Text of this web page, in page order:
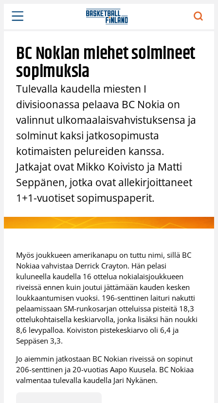
Siirry
sisältöön
BC Nokian miehet solmineet
sopimuksia
Tulevalla kaudella miesten I
divisioonassa pelaava BC Nokia on
valinnut ulkomaalaisvahvistuksensa ja
solminut kaksi jatkosopimusta
kotimaisten pelureiden kanssa.
Jatkajat ovat Mikko Koivisto ja Matti
Seppänen, jotka ovat allekirjoittaneet
1+1-vuotiset sopimuspaperit.
Myös joukkueen amerikanapu on tuttu nimi, sillä BC
Nokiaa vahvistaa Derrick Crayton. Hän pelasi
kuluneella kaudella 16 ottelua nokialaisjoukkueen
riveissä ennen kuin joutui jättämään kauden kesken
loukkaantumisen vuoksi. 196-senttinen laituri nakutti
pelaamissaan SM-runkosarjan otteluissa pisteitä 18,3
ottelukohtaisella keskiarvolla, jonka lisäksi hän noukki
8,6 levypalloa. Koiviston pistekeskiarvo oli 6,4 ja
Seppäsen 3,3.
Jo aiemmin jatkostaan BC Nokian riveissä on sopinut
206-senttinen ja 20-vuotias Aapo Kuusela. BC Nokiaa
valmentaa tulevalla kaudella Jari Nykänen.